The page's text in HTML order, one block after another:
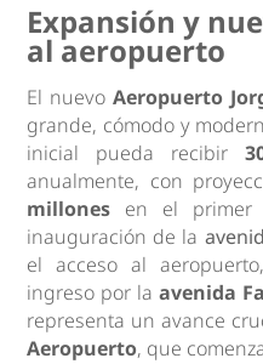
Expansión y
al aeropuerto
El nuevoAeropuerto
grande, cómodo y
inicial pueda recibir
anualmente, con
millones en el primer
inauguración de la
el acceso al
ingreso por laavenida
representa un avance
Aeropuerto, que